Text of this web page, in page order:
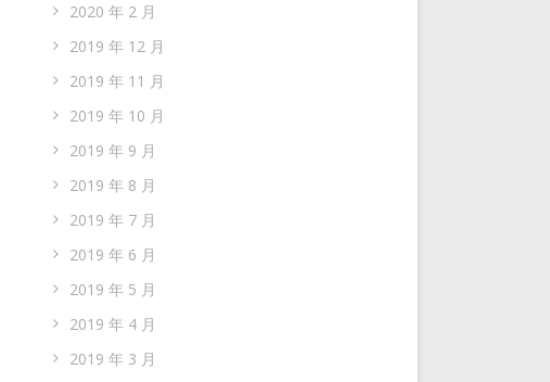
2020 年 2 月
2019 年 12 月
2019 年 11 月
2019 年 10 月
2019 年 9 月
2019 年 8 月
2019 年 7 月
2019 年 6 月
2019 年 5 月
2019 年 4 月
2019 年 3 月